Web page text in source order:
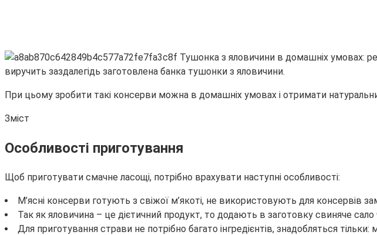
виручить заздалегідь заготовлена банка тушонки з яловичини.
При цьому зробити такі консерви можна в домашніх умовах і отримати
Зміст
Особливості приготування
Щоб приготувати смачне ласощі, потрібно врахувати наступні особливості:
М’ясні консерви готують з свіжої м’якоті, не використовують для консервів
Так як яловичина – це дієтичний продукт, то додають в заготовку свиняче
Для приготування страви не потрібно багато інгредієнтів, знадобляться тільки: